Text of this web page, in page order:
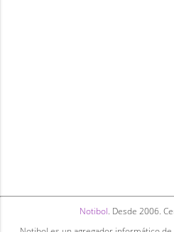
Notibol. Desde 2006.